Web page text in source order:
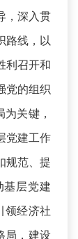
，深入贯
路线，以
利召开和
党的组织
关键，
党建工作
规范、提
基层党建
领经济社
局，建设